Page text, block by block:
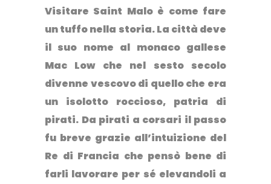
Visitare Saint Malo è come fare
un tuffo nella storia. La città deve
il suo nome al monaco gallese
Mac Low che nel sesto secolo
divenne vescovo di quello che era
un isolotto roccioso, patria di
pirati. Da pirati a corsari il passo
fu breve grazie all’intuizione del
Re di Francia che pensò bene di
farli lavorare per sé elevandoli a